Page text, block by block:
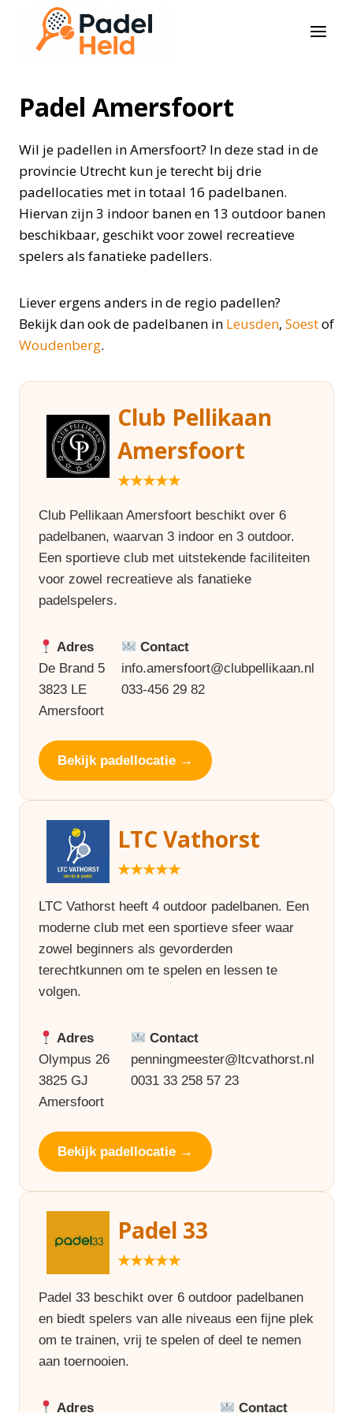
Doorgaan
inhoud
Padel Amersfoort
Wil je padellen in Amersfoort? In deze stad in de
provincie Utrecht kun je terecht bij drie
padellocaties met in totaal 16 padelbanen.
Hiervan zijn 3 indoor banen en 13 outdoor banen
beschikbaar, geschikt voor zowel recreatieve
spelers als fanatieke padellers.
Liever ergens anders in de regio padellen?
Bekijk dan ook de padelbanen in Leusden, Soestof
Woudenberg.
Club Pellikaan
Amersfoort
★★★★★
Club Pellikaan Amersfoort beschikt over 6
padelbanen, waarvan 3 indoor en 3 outdoor.
Een sportieve club met uitstekende faciliteiten
voor zowel recreatieve als fanatieke
padelspelers.
Adres
De Brand 5
3823 LE
Amersfoort
Contact
info.amersfoort@clubpellikaan.nl
033-456 29 82
Bekijk padellocatie →
LTC Vathorst
★★★★★
LTC Vathorst heeft 4 outdoor padelbanen. Een
moderne club met een sportieve sfeer waar
zowel beginners als gevorderden
terechtkunnen om te spelen en lessen te
volgen.
Adres
Olympus 26
3825 GJ
Amersfoort
Contact
penningmeester@ltcvathorst.nl
0031 33 258 57 23
Bekijk padellocatie →
Padel 33
★★★★★
Padel 33 beschikt over 6 outdoor padelbanen
en biedt spelers van alle niveaus een fijne plek
om te trainen, vrij te spelen of deel te nemen
aan toernooien.
Adres Contact